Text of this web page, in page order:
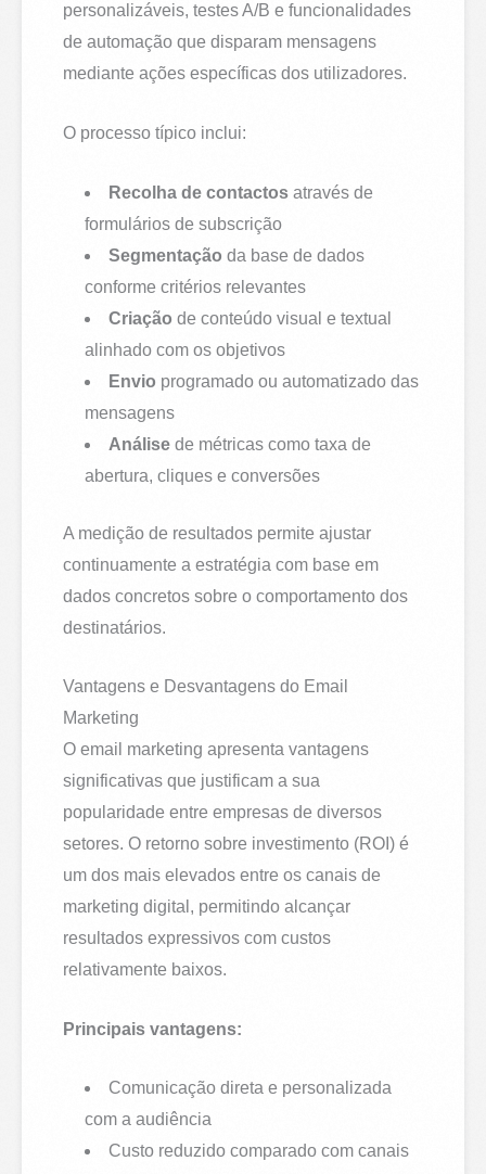
personalizáveis, testes A/B e funcionalidades
de automação que disparam mensagens
mediante ações específicas dos utilizadores.
O processo típico inclui:
Recolha de contactos através de
formulários de subscrição
Segmentação da base de dados
conforme critérios relevantes
Criação de conteúdo visual e textual
alinhado com os objetivos
Envio programado ou automatizado das
mensagens
Análise de métricas como taxa de
abertura, cliques e conversões
A medição de resultados permite ajustar
continuamente a estratégia com base em
dados concretos sobre o comportamento dos
destinatários.
Vantagens e Desvantagens do Email
Marketing
O email marketing apresenta vantagens
significativas que justificam a sua
popularidade entre empresas de diversos
setores. O retorno sobre investimento (ROI) é
um dos mais elevados entre os canais de
marketing digital, permitindo alcançar
resultados expressivos com custos
relativamente baixos.
Principais vantagens:
Comunicação direta e personalizada
com a audiência
Custo reduzido comparado com canais